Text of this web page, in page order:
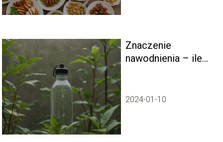
Znaczenie
nawodnienia – ile
każdego dnia
2024-01-10